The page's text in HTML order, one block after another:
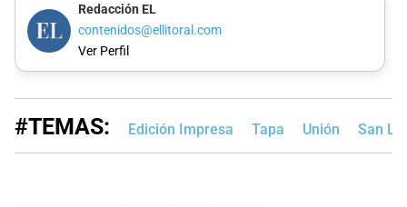
Redacción EL
contenidos@ellitoral.com
Ver Perfil
#TEMAS: Edición Impresa Tapa Unión San